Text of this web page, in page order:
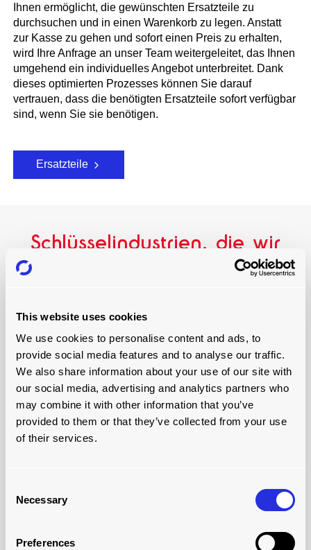
This website uses cookies
We use cookies to personalise content and ads, to
provide social media features and to analyse our traffic.
We also share information about your use of our site with
our social media, advertising and analytics partners who
may combine it with other information that you’ve
provided to them or that they’ve collected from your use
of their services.
Selection
Necessary
Preferences
Ihnen ermöglicht, die gewünschten Ersatzteile zu
durchsuchen und in einen Warenkorb zu legen. Anstatt
zur Kasse zu gehen und sofort einen Preis zu erhalten,
wird Ihre Anfrage an unser Team weitergeleitet, das Ihnen
umgehend ein individuelles Angebot unterbreitet. Dank
dieses optimierten Prozesses können Sie darauf
vertrauen, dass die benötigten Ersatzteile sofort verfügbar
sind, wenn Sie sie benötigen.
Ersatzteile
Schlüsselindustrien, die wir
für eine Vielzahl von Branchen tätig - von Papier und
Konsumgütern bis hin zu Ölen und Maschinen - und
bewegen Lasten in Lagern und Fabriken, durch
Andockstationen und auf Fahrzeuge - schnell und
effizient.